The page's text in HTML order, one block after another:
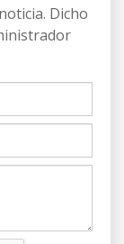
Dicho